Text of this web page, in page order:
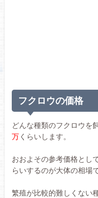
フクロウの価格
どんな種類のフクロウを
万くらいします。
おおよその参考価格とし
らいするのが大体の相場で
繁殖が比較的難しくない